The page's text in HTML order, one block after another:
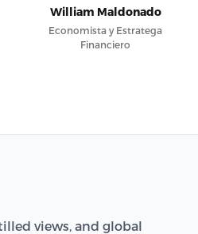
William Maldonado
Economista y Estratega
Financiero
views, and global